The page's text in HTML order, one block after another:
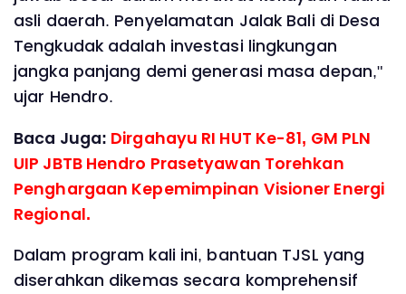
asli daerah. Penyelamatan Jalak Bali di Desa
Tengkudak adalah investasi lingkungan
jangka panjang demi generasi masa depan,"
ujar Hendro.
Baca Juga: Dirgahayu RI HUT Ke-81, GM PLN
UIP JBTB Hendro Prasetyawan Torehkan
Penghargaan Kepemimpinan Visioner Energi
Regional.
Dalam program kali ini, bantuan TJSL yang
diserahkan dikemas secara komprehensif